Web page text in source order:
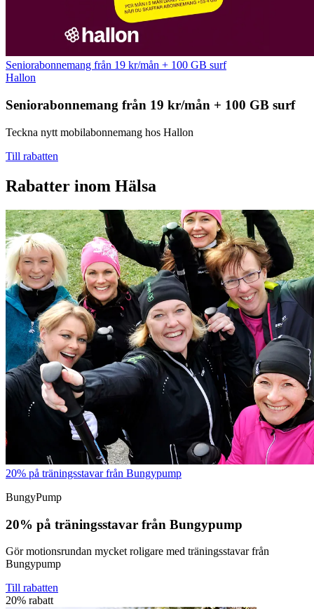
Seniorabonnemang från 19 kr/mån + 100 GB surf
Hallon
Seniorabonnemang från 19 kr/mån + 100 GB surf
Teckna nytt mobilabonnemang hos Hallon
Till rabatten
Rabatter inom Hälsa
20% på träningsstavar från Bungypump
BungyPump
20% på träningsstavar från Bungypump
Gör motionsrundan mycket roligare med träningsstavar från
Bungypump
Till rabatten
20% rabatt